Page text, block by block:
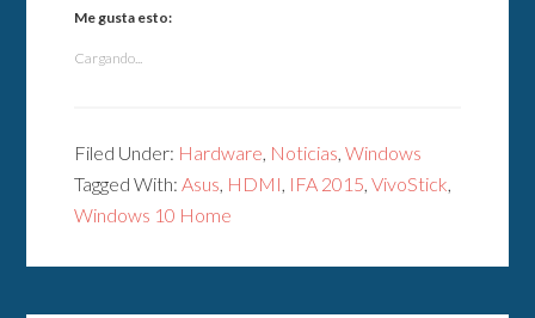
Me gusta esto:
Cargando...
Filed Under: Hardware, Noticias,Windows
Tagged With:Asus, HDMI, IFA 2015,VivoStick,
Windows 10 Home